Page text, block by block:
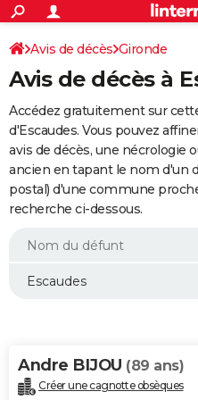
ACTUALITÉS
Politique
Société
Faits Divers
Education
Monde
Villes
+
SPORT
Coupe du monde 2026
Football
Tennis
Cyclisme
Rugby
Forum
Programme TV
TNT
Streaming
Cinéma
Sorties cinéma
Musique
+
FINANCE
Retraite
Impôts
Epargne
Immobilier
Risques naturels par ville
Banque
Assurance
Crédit
AUTO
Essais
Réserver un essai
Citadines
Berlines
SUV
Forum auto
+HIGH-TECH
BRICOLAGE
WEEK-END
Alimentation
Guide de la santé
Maladies
Médicaments
Sommeil
VOYAGE
Avis de décès Gironde
Avis de décès à
Accédez gratuitement sur
d'Escaudes. Vous pouvez
avis de décès, une nécrologie
ancien en tapant le nom d'un
postal) d'une commune
recherche ci-dessous.
Andre BIJOU (89 ans)
Créer une cagnotte obsèques